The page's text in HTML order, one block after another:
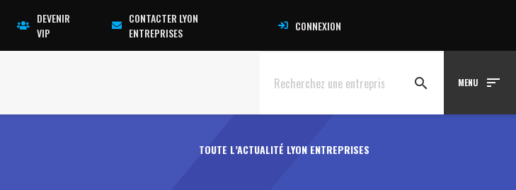
DEVENIR
VIP
CONTACTER LYON
ENTREPRISES
CONNEXION
search MENU sort
TOUTE L’ACTUALITÉ LYON ENTREPRISES